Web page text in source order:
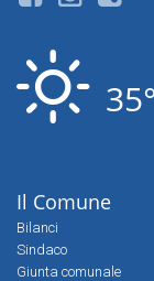
Il Comune
Bilanci
Sindaco
Giunta comunale